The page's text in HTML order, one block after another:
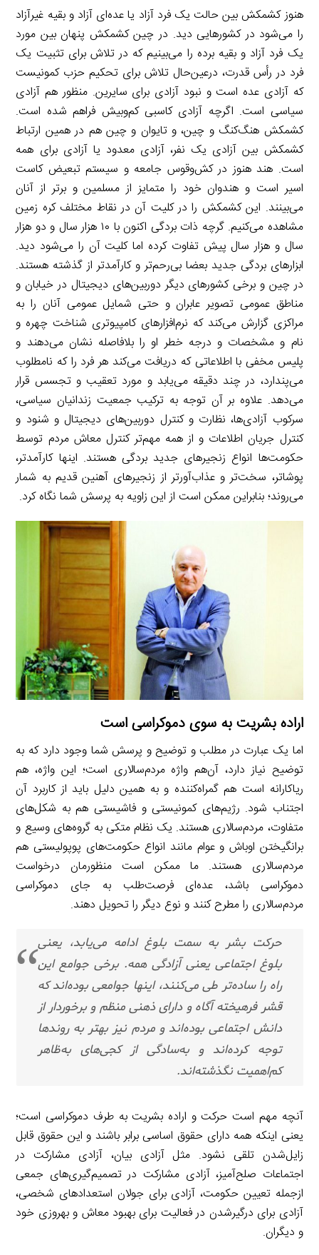
هنوز کشمکش بین حالت یک فرد آزاد یا عده‌ای آزاد و بقیه غیرآزاد
را می‌شود در کشورهایی دید. در چین کشمکش پنهان بین مورد
یک فرد آزاد و بقیه برده را می‌بینیم که در تلاش برای تثبیت یک
فرد در رأس قدرت، درعین‌حال تلاش برای تحکیم حزب کمونیست
که آزادی عده است و نبود آزادی برای سایرین. منظور هم آزادی
سیاسی است. اگرچه آزادی کاسبی کم‌وبیش فراهم شده است.
کشمکش هنگ‌کنگ و چین، و تایوان و چین هم در همین ارتباط
کشمکش بین آزادی یک نفر، آزادی معدود یا آزادی برای همه
است. هند هنوز در کش‌وقوس جامعه و سیستم تبعیض کاست
اسیر است و هندوان خود را متمایز از مسلمین و برتر از آنان
می‌بینند. این کشمکش را در کلیت آن در نقاط مختلف کره زمین
مشاهده می‌کنیم. گرچه ذات بردگی اکنون با ۱۰ هزار سال و دو هزار
سال و هزار سال پیش تفاوت کرده اما کلیت آن را می‌شود دید.
ابزارهای بردگی جدید بعضا بی‌رحم‌تر و کارآمدتر از گذشته هستند.
در چین و برخی کشورهای دیگر دوربین‌های دیجیتال در خیابان و
مناطق عمومی تصویر عابران و حتی شمایل عمومی آنان را به
مراکزی گزارش می‌کند که نرم‌افزارهای کامپیوتری شناخت چهره و
نام و مشخصات و درجه خطر او را بلافاصله نشان می‌دهند و
پلیس مخفی با اطلاعاتی که دریافت می‌کند هر فرد را که نامطلوب
می‌پندارد، در چند دقیقه می‌یابد و مورد تعقیب و تجسس قرار
می‌دهد. علاوه بر آن توجه به ترکیب جمعیت زندانیان سیاسی،
سرکوب آزادی‌ها، نظارت و کنترل دوربین‌های دیجیتال و شنود و
کنترل جریان اطلاعات و از همه مهم‌تر کنترل معاش مردم توسط
حکومت‌ها انواع زنجیرهای جدید بردگی هستند. اینها کارآمدتر،
پوشاتر، سخت‌تر و عذاب‌آورتر از زنجیرهای آهنین قدیم به شمار
می‌روند؛ بنابراین ممکن است از این زاویه به پرسش شما نگاه کرد.
اراده بشریت به سوی دموکراسی است
اما یک عبارت در مطلب و توضیح و پرسش شما وجود دارد که به
توضیح نیاز دارد، آن‌هم واژه مردم‌سالاری است؛ این واژه، هم
ریاکارانه است هم گمراه‌کننده و به همین دلیل باید از کاربرد آن
اجتناب شود. رژیم‌های کمونیستی و فاشیستی هم به شکل‌های
متفاوت، مردم‌سالاری هستند. یک نظام متکی به گروه‌های وسیع و
برانگیختن اوباش و عوام مانند انواع حکومت‌های پوپولیستی هم
مردم‌سالاری هستند. ما ممکن است منظورمان درخواست
دموکراسی باشد، عده‌ای فرصت‌طلب به جای دموکراسی
مردم‌سالاری را مطرح کنند و نوع دیگر را تحویل دهند.
حرکت بشر به سمت بلوغ ادامه می‌یابد، یعنی
بلوغ اجتماعی یعنی آزادگی همه. برخی جوامع این
راه را ساده‌تر طی می‌کنند، اینها جوامعی بوده‌اند که
قشر فرهیخته آگاه و دارای ذهنی منظم و برخوردار از
دانش اجتماعی بوده‌اند و مردم نیز بهتر به روندها
توجه کرده‌اند و به‌سادگی از کجی‌های به‌ظاهر
کم‌اهمیت نگذشته‌اند.
آنچه مهم است حرکت و اراده بشریت به طرف دموکراسی است؛
یعنی اینکه همه دارای حقوق اساسی برابر باشند و این حقوق قابل
زایل‌شدن تلقی نشود. مثل آزادی بیان، آزادی مشارکت در
اجتماعات صلح‌آمیز، آزادی مشارکت در تصمیم‌گیری‌های جمعی
ازجمله تعیین حکومت، آزادی برای جولان استعدادهای شخصی،
آزادی برای درگیرشدن در فعالیت برای بهبود معاش و بهروزی خود
و دیگران.